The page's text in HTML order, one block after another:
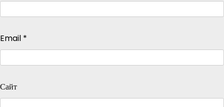
Email *
Сайт